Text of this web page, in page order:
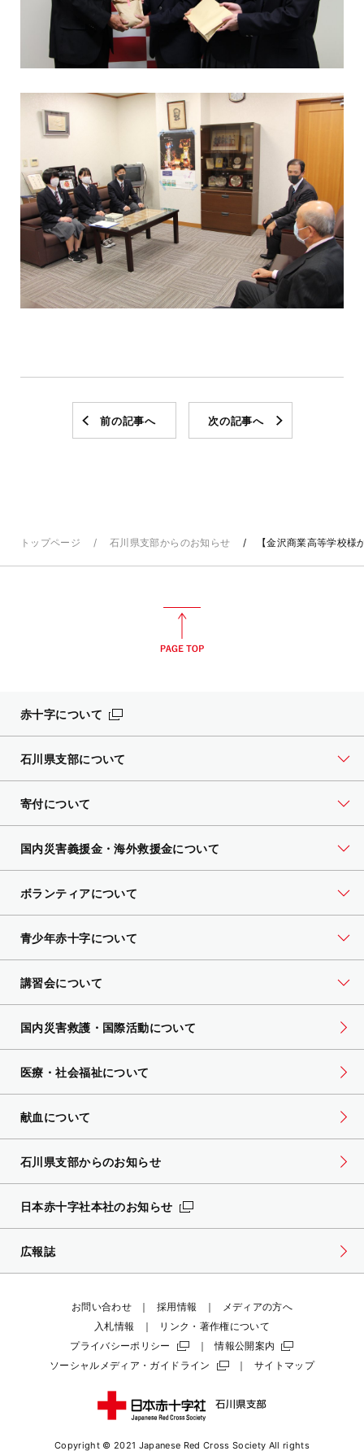
前の記事へ 次の記事へ
トップページ 石川県支部からのお知らせ 【金沢商業高等学校様
赤十字について
石川県支部について
寄付について
国内災害義援金・海外救援金について
ボランティアについて
青少年赤十字について
講習会について
国内災害救護・国際活動について
医療・社会福祉について
献血について
石川県支部からのお知らせ
日本赤十字社本社のお知らせ
広報誌
お問い合わせ 採用情報
メディアの方へ
入札情報
リンク・著作権について
プライバシーポリシー
情報公開案内
ソーシャルメディア・ガイドライン
サイトマップ
Copyright © 2021 Japanese Red Cross Society All rights